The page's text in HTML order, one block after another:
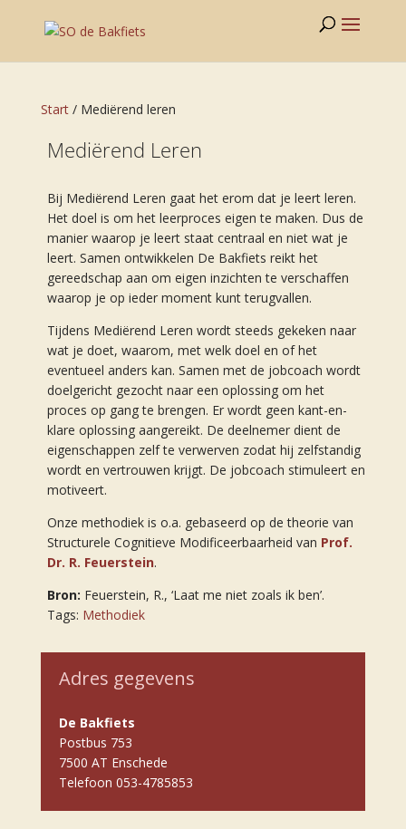
Start/ Mediërend leren
Mediërend Leren
Bij Mediërend Leren gaat het erom dat je leert leren.
Het doel is om het leerproces eigen te maken. Dus de
manier waarop je leert staat centraal en niet wat je
leert. Samen ontwikkelen De Bakfiets reikt het
gereedschap aan om eigen inzichten te verschaffen
waarop je op ieder moment kunt terugvallen.
Tijdens Mediërend Leren wordt steeds gekeken naar
wat je doet, waarom, met welk doel en of het
eventueel anders kan. Samen met de jobcoach wordt
doelgericht gezocht naar een oplossing om het
proces op gang te brengen. Er wordt geen kant-en-
klare oplossing aangereikt. De deelnemer dient de
eigenschappen zelf te verwerven zodat hij zelfstandig
wordt en vertrouwen krijgt. De jobcoach stimuleert en
motiveert.
Onze methodiek is o.a. gebaseerd op de theorie van
Structurele Cognitieve Modificeerbaarheid van Prof.
Dr. R. Feuerstein.
Bron: Feuerstein, R., ‘Laat me niet zoals ik ben’.
Tags: Methodiek
Adres gegevens
De Bakfiets
Postbus 753
7500 AT Enschede
Telefoon 053-4785853